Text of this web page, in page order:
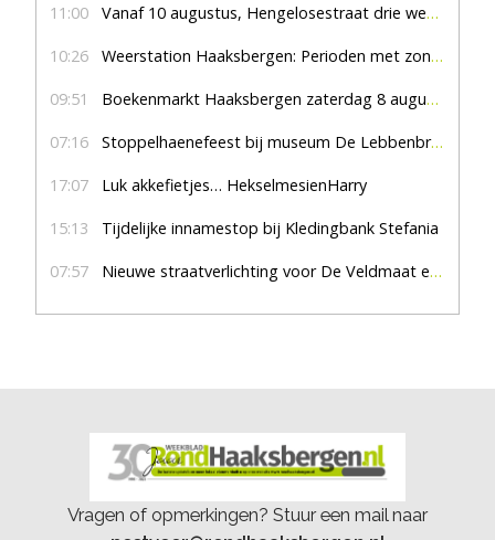
11:00 Vanaf 10 augustus, Hengelosestraat drie weken dicht voor doorgaand verkeer
10:26 Weerstation Haaksbergen: Perioden met zon en droog
09:51 Boekenmarkt Haaksbergen zaterdag 8 augustus, marktplein Haaksbergen
07:16 Stoppelhaenefeest bij museum De Lebbenbrugge
17:07 Luk akkefietjes… HekselmesienHarry
15:13 Tijdelijke innamestop bij Kledingbank Stefania
07:57 Nieuwe straatverlichting voor De Veldmaat en De Pas
Vragen of opmerkingen? Stuur een mail naar